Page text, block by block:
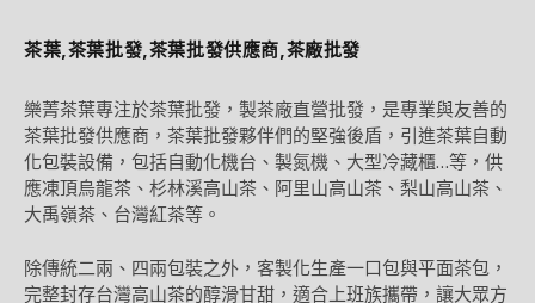
茶葉,茶葉批發,茶葉批發供應商,茶廠批發
樂菁茶葉專注於茶葉批發，製茶廠直營批發，是專業與友善的
茶葉批發供應商，茶葉批發夥伴們的堅強後盾，引進茶葉自動
化包裝設備，包括自動化機台、製氮機、大型冷藏櫃…等，供
應凍頂烏龍茶、杉林溪高山茶、阿里山高山茶、梨山高山茶、
大禹嶺茶、台灣紅茶等。
除傳統二兩、四兩包裝之外，客製化生產一口包與平面茶包，
完整封存台灣高山茶的醇滑甘甜，適合上班族攜帶，讓大眾方